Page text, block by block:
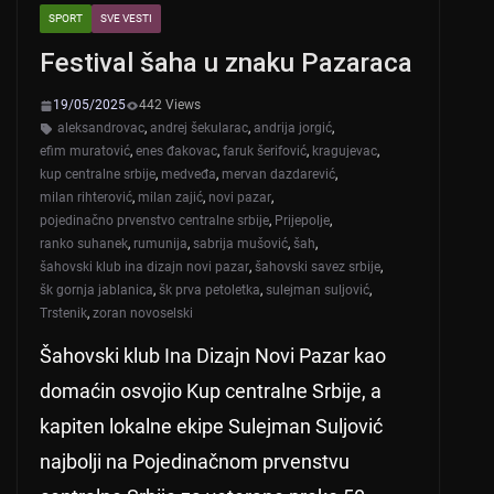
SPORT SVE VESTI
Festival šaha u znaku Pazaraca
19/05/2025
442 Views
aleksandrovac, andrej šekularac, andrija jorgić,
efim muratović, enes đakovac, faruk šerifović, kragujevac,
kup centralne srbije, medveđa, mervan dazdarević,
milan rihterović, milan zajić, novi pazar,
pojedinačno prvenstvo centralne srbije, Prijepolje,
ranko suhanek, rumunija, sabrija mušović, šah,
šahovski klub ina dizajn novi pazar, šahovski savez srbije,
šk gornja jablanica, šk prva petoletka, sulejman suljović,
Trstenik, zoran novoselski
Šahovski klub Ina Dizajn Novi Pazar kao
domaćin osvojio Kup centralne Srbije, a
kapiten lokalne ekipe Sulejman Suljović
najbolji na Pojedinačnom prvenstvu